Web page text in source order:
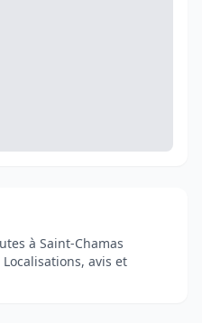
à Saint-Chamas
avis et